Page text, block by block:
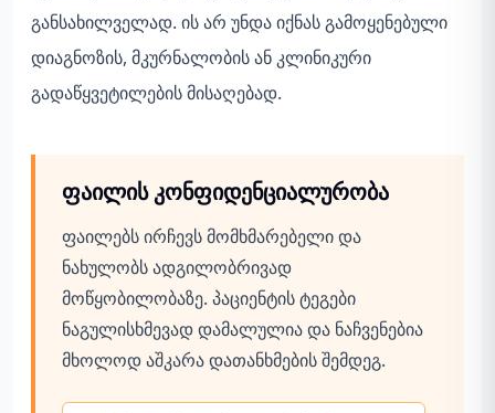
განსახილველად. ის არ უნდა იქნას გამოყენებული
დიაგნოზის, მკურნალობის ან კლინიკური
გადაწყვეტილების მისაღებად.
ფაილის კონფიდენციალურობა
ფაილებს ირჩევს მომხმარებელი და
ნახულობს ადგილობრივად
მოწყობილობაზე. პაციენტის ტეგები
ნაგულისხმევად დამალულია და ნაჩვენებია
მხოლოდ აშკარა დათანხმების შემდეგ.